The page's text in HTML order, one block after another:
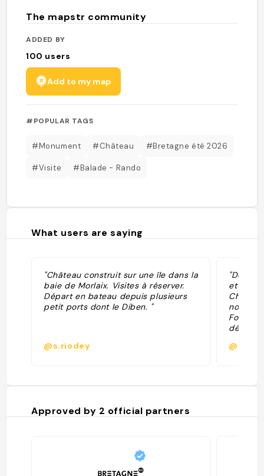
The mapstr community
ADDED BY
100 users
Add to my map
#POPULAR TAGS
#Monument #Château #Bretagne été 2026
#Visite #Balade - Rando
What users are saying
"Château construit sur une île dans la
baie de Morlaix. Visites à réserver.
Départ en bateau depuis plusieurs
petit ports dont le Diben. "
@s.riodey
"Depuis
et allez
noire !
Fort
ludique
Approved by 2 official partners